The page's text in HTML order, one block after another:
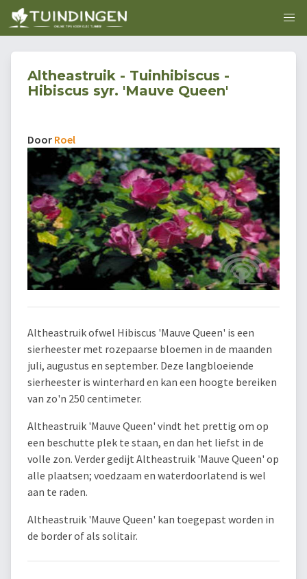
Altheastruik - Tuinhibiscus -
Hibiscus syr. 'Mauve Queen'
Door Roel
Altheastruik ofwel Hibiscus 'Mauve Queen' is een
sierheester met rozepaarse bloemen in de maanden
juli, augustus en september. Deze langbloeiende
sierheester is winterhard en kan een hoogte bereiken
van zo'n 250 centimeter.
Altheastruik 'Mauve Queen' vindt het prettig om op
een beschutte plek te staan, en dan het liefst in de
volle zon. Verder gedijt Altheastruik 'Mauve Queen' op
alle plaatsen; voedzaam en waterdoorlatend is wel
aan te raden.
Altheastruik 'Mauve Queen' kan toegepast worden in
de border of als solitair.